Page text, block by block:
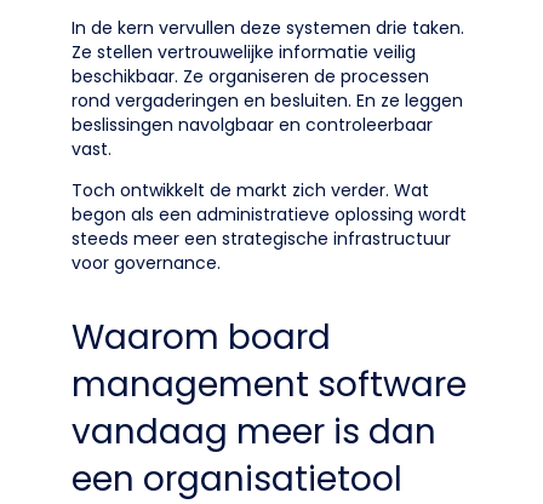
In de kern vervullen deze systemen drie taken.
Ze stellen vertrouwelijke informatie veilig
beschikbaar. Ze organiseren de processen
rond vergaderingen en besluiten. En ze leggen
beslissingen navolgbaar en controleerbaar
vast.
Toch ontwikkelt de markt zich verder. Wat
begon als een administratieve oplossing wordt
steeds meer een strategische infrastructuur
voor governance.
Waarom board
management software
vandaag meer is dan
een organisatietool